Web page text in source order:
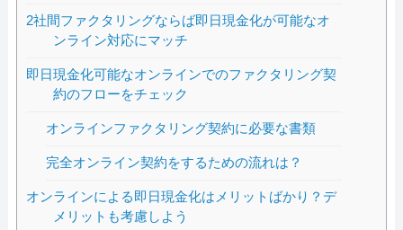
2社間ファクタリングならば即日現金化が可能なオ
ンライン対応にマッチ
即日現金化可能なオンラインでのファクタリング契
約のフローをチェック
オンラインファクタリング契約に必要な書類
完全オンライン契約をするための流れは？
オンラインによる即日現金化はメリットばかり？デ
メリットも考慮しよう